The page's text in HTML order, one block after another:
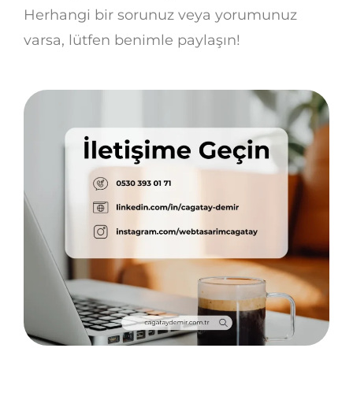
Herhangi bir sorunuz veya yorumunuz
varsa, lütfen benimle paylaşın!